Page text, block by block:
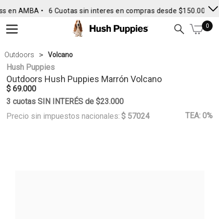
en AMBA • 6 Cuotas sin interes en compras desde $150.000 •
0
Outdoors Volcano
Hush Puppies
Outdoors Hush Puppies Marrón Volcano
$ 69.000
3 cuotas SIN INTERÉS de $23.000
Precio sin impuestos nacionales: $ 57024 TEA: 0%